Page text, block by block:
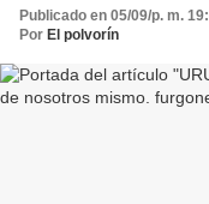
Publicado en 05/09/p. m.
Por El polvorín